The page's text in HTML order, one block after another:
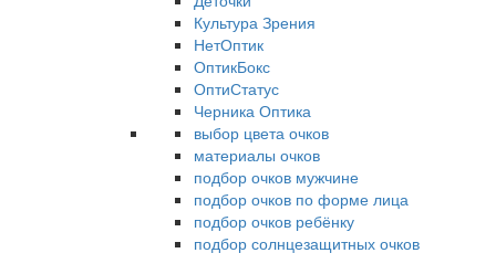
Культура Зрения
НетОптик
ОптикБокс
ОптиСтатус
Черника Оптика
выбор цвета очков
материалы очков
подбор очков мужчине
подбор очков по форме лица
подбор очков ребёнку
подбор солнцезащитных очков